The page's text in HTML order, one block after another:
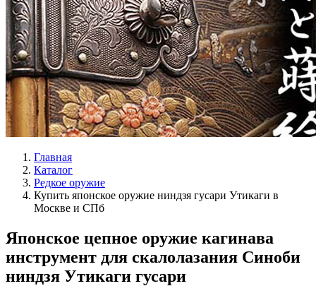
Главная
Каталог
Редкое оружие
Купить японское оружие ниндзя гусари Утикаги в
Москве и СПб
Японское цепное оружие кагинава
инструмент для скалолазания Синоби
ниндзя Утикаги гусари